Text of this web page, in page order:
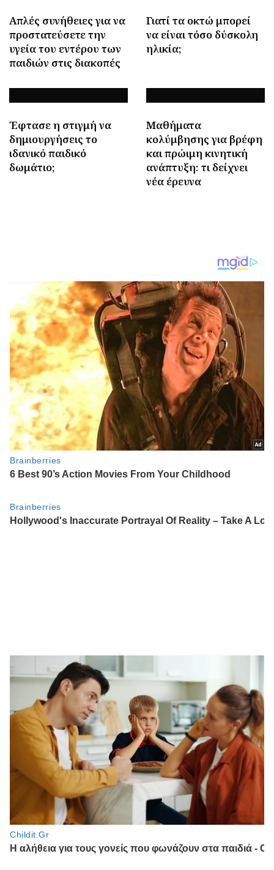
Απλές συνήθειες για να
προστατεύσετε την
υγεία του εντέρου των
παιδιών στις διακοπές
Γιατί τα οκτώ μπορεί
να είναι τόσο δύσκολη
ηλικία;
Έφτασε η στιγμή να
δημιουργήσεις το
ιδανικό παιδικό
δωμάτιο;
Μαθήματα
κολύμβησης για βρέφη
και πρώιμη κινητική
ανάπτυξη: τι δείχνει
νέα έρευνα